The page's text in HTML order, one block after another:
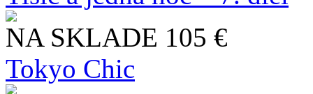
NA SKLADE 105 €
Tokyo Chic